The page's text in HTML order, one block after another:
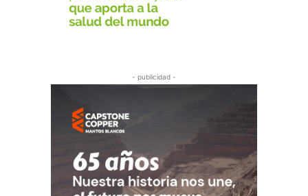
- publicidad -